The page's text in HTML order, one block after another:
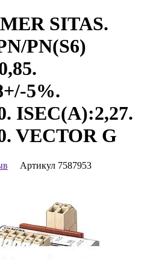
SITAS.
PN(S6)
5%.
ISEC(A):2,27.
VECTOR G
Артикул 7587953